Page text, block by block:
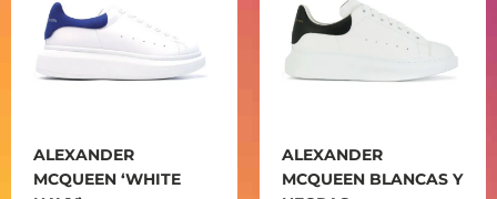
ALEXANDER
MCQUEEN ‘WHITE
ALEXANDER
MCQUEEN BLANCAS Y